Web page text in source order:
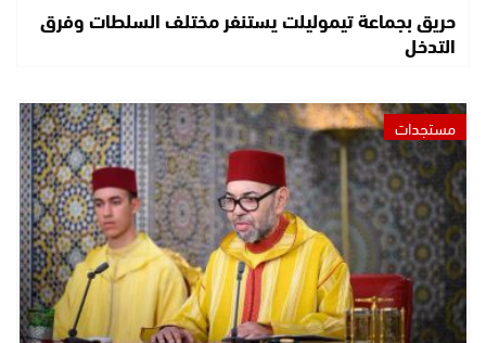
حريق بجماعة تيموليلت يستنفر مختلف السلطات وفرق
التدخل
مستجدات